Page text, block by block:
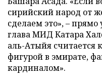
сирийский народ от
сделаем это», – прямо
глава МИД Катара
аль-Атыйя считается
фигурой в эмирате,
кардиналом».